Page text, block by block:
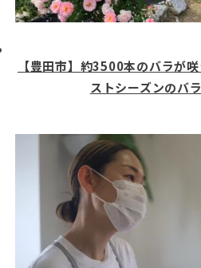
【豊田市】約3500本のバラが
ストシーズンのバ